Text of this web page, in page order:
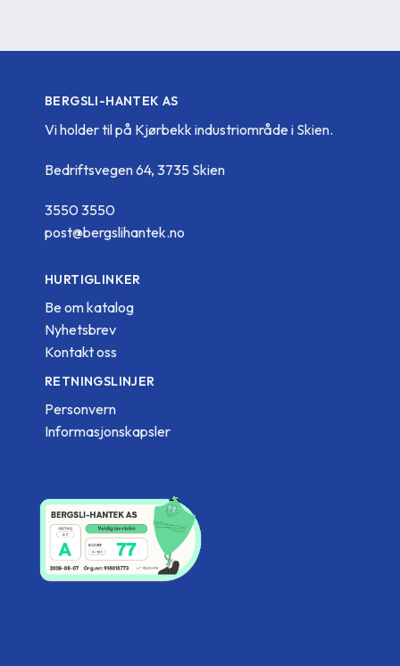
BERGSLI-HANTEK AS
Vi holder til på Kjørbekk industriområde i Skien.
Bedriftsvegen 64, 3735 Skien
3550 3550
post@bergslihantek.no
HURTIGLINKER
Be om katalog
Nyhetsbrev
Kontakt oss
RETNINGSLINJER
Personvern
Informasjonskapsler